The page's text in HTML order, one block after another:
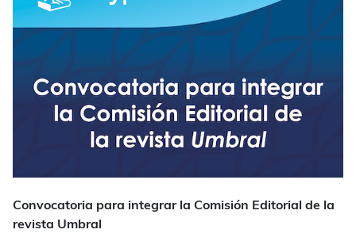
Convocatoria para integrar la Comisión Editorial de la
revista Umbral